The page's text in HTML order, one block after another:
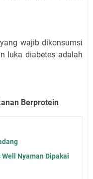
wajib dikonsumsi
luka diabetes adalah
Berprotein
Nyaman Dipakai